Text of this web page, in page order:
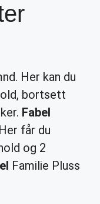
Her kan du
bortsett
Fabel
får du
og 2
Familie Pluss